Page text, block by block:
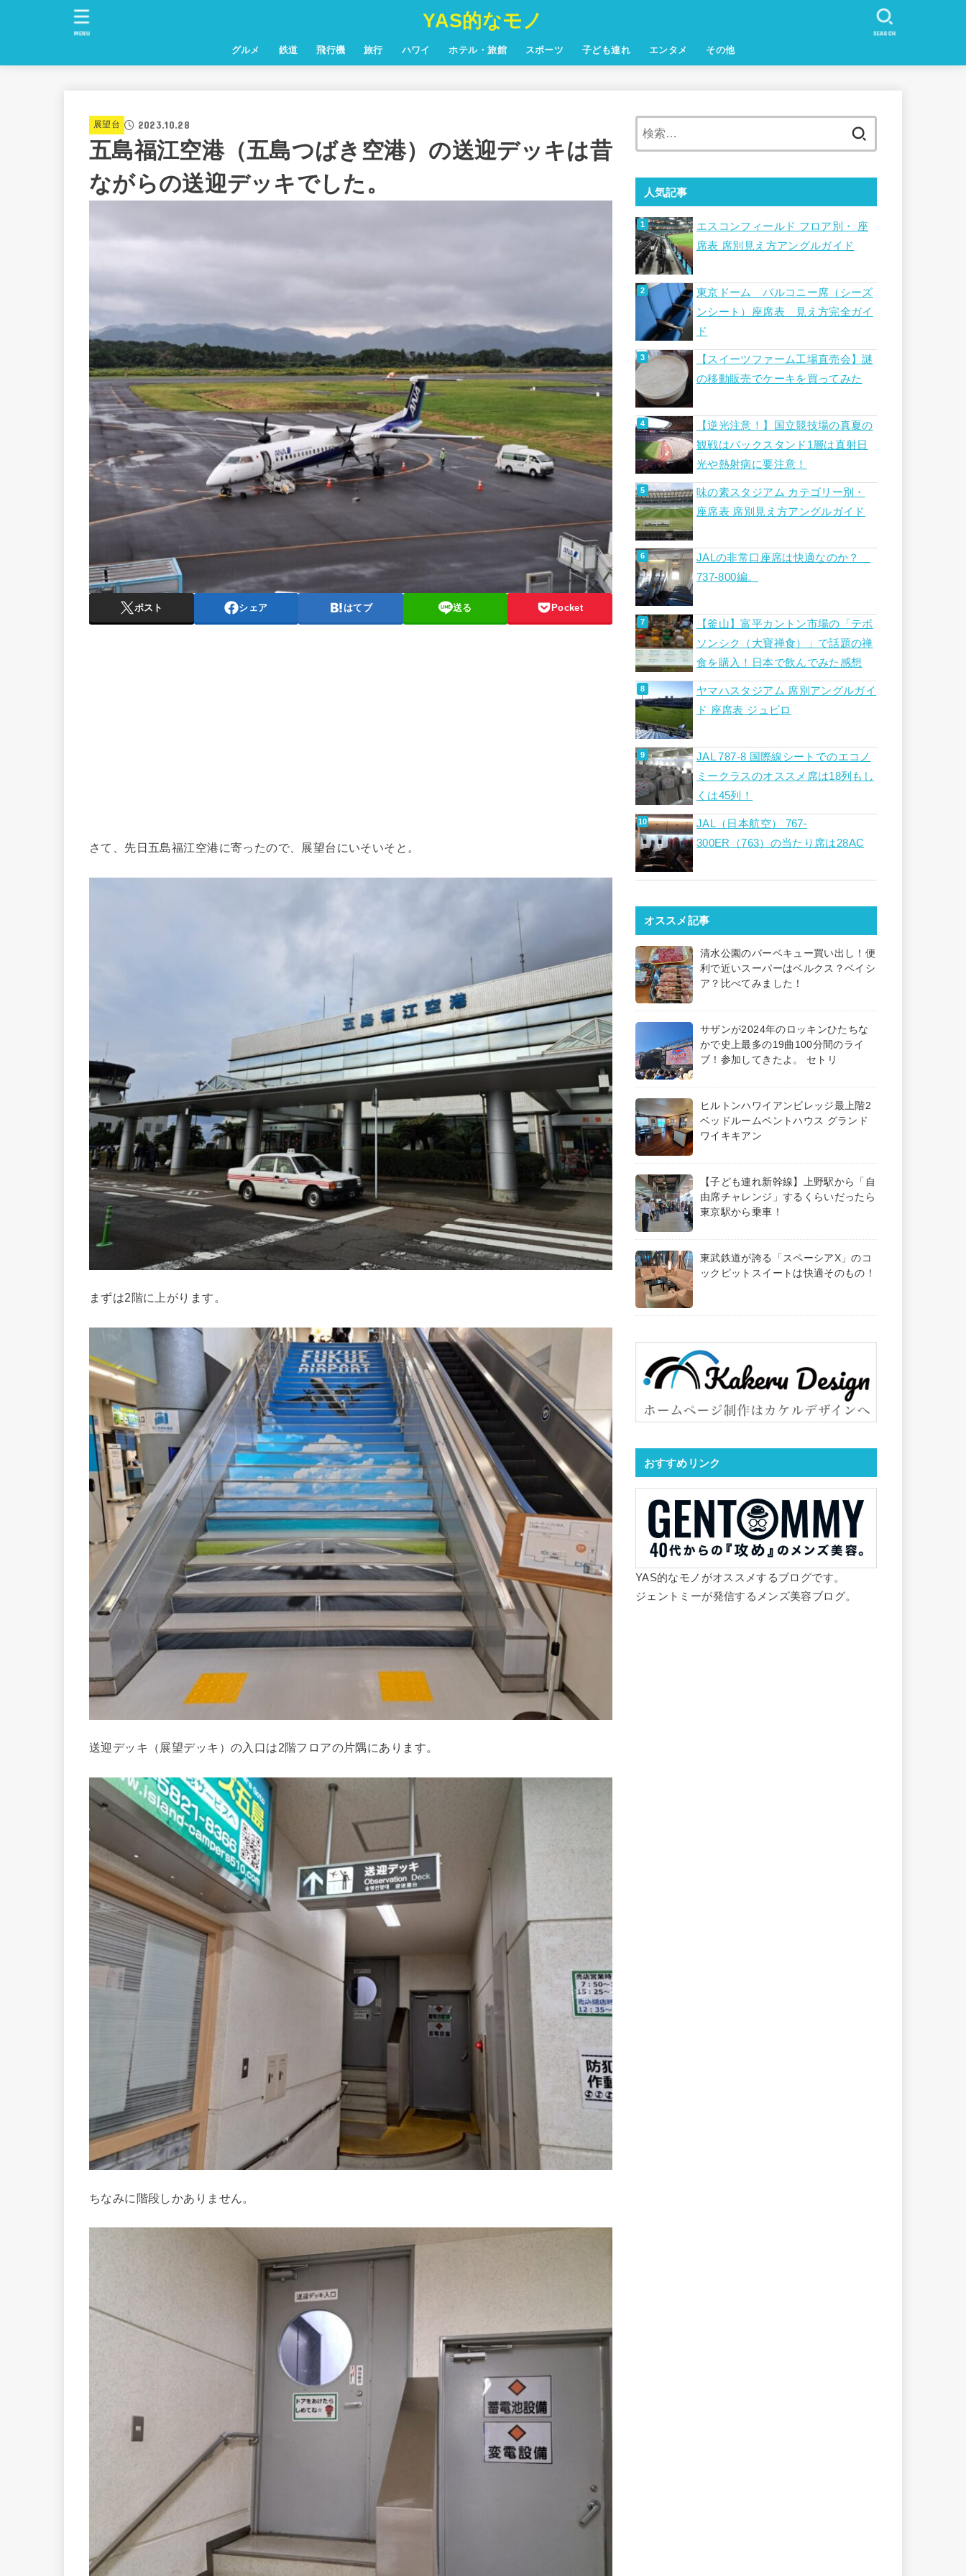
YAS的なモノ
グルメ 鉄道 飛行機 旅行 ハワイ ホテル・旅館 スポーツ 子ども連れ エンタメ その他
SEARCH
MENU
展望台 2023.10.28
五島福江空港（五島つばき空港）の送迎デッキは昔
ながらの送迎デッキでした。
ポスト シェア はてブ 送る Pocket
さて、先日五島福江空港に寄ったので、展望台にいそいそと。
まずは2階に上がります。
送迎デッキ（展望デッキ）の入口は2階フロアの片隅にあります。
ちなみに階段しかありません。
人気記事
エスコンフィールド フロア別・ 座
席表 席別見え方アングルガイド
東京ドーム バルコニー席（シーズ
ンシート）座席表 見え方完全ガイ
ド
【スイーツファーム工場直売会】謎
の移動販売でケーキを買ってみた
【逆光注意！】国立競技場の真夏の
観戦はバックスタンド1層は直射日
光や熱射病に要注意！
味の素スタジアム カテゴリー別・
座席表 席別見え方アングルガイド
JALの非常口座席は快適なのか？
737-800編。
【釜山】富平カントン市場の「テボ
ソンシク（大寶禅食）」で話題の禅
食を購入！日本で飲んでみた感想
ヤマハスタジアム 席別アングルガイ
ド 座席表 ジュビロ
JAL 787-8 国際線シートでのエコノ
ミークラスのオススメ席は18列もし
くは45列！
JAL（日本航空） 767-
300ER（763）の当たり席は28AC
オススメ記事
清水公園のバーベキュー買い出し！便
利で近いスーパーはベルクス？ベイシ
ア？比べてみました！
サザンが2024年のロッキンひたちな
かで史上最多の19曲100分間のライ
ブ！参加してきたよ。 セトリ
ヒルトンハワイアンビレッジ最上階2
ベッドルームペントハウス グランド
ワイキキアン
【子ども連れ新幹線】上野駅から「自
由席チャレンジ」するくらいだったら
東京駅から乗車！
東武鉄道が誇る「スペーシアX」のコ
ックピットスイートは快適そのもの！
おすすめリンク
YAS的なモノがオススメするブログです。
ジェントミーが発信するメンズ美容ブログ。